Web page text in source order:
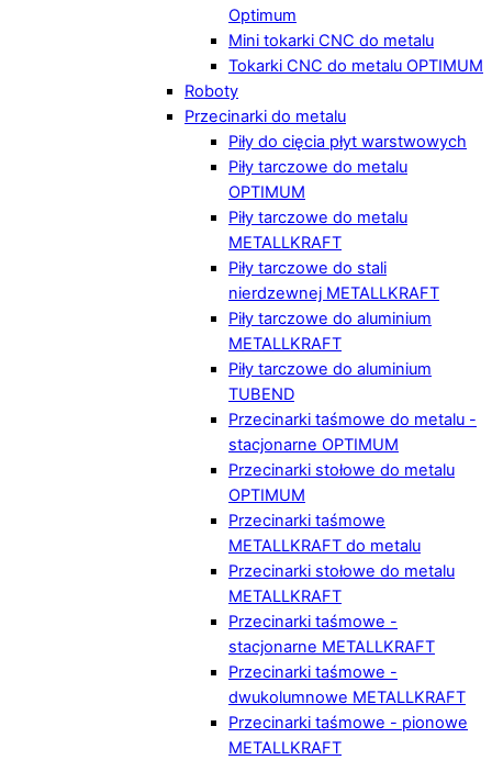
Optimum
Mini tokarki CNC do metalu
Tokarki CNC do metalu OPTIMUM
Roboty
Przecinarki do metalu
Piły do cięcia płyt warstwowych
Piły tarczowe do metalu
OPTIMUM
Piły tarczowe do metalu
METALLKRAFT
Piły tarczowe do stali
nierdzewnej METALLKRAFT
Piły tarczowe do aluminium
METALLKRAFT
Piły tarczowe do aluminium
TUBEND
Przecinarki taśmowe do metalu -
stacjonarne OPTIMUM
Przecinarki stołowe do metalu
OPTIMUM
Przecinarki taśmowe
METALLKRAFT do metalu
Przecinarki stołowe do metalu
METALLKRAFT
Przecinarki taśmowe -
stacjonarne METALLKRAFT
Przecinarki taśmowe -
dwukolumnowe METALLKRAFT
Przecinarki taśmowe - pionowe
METALLKRAFT